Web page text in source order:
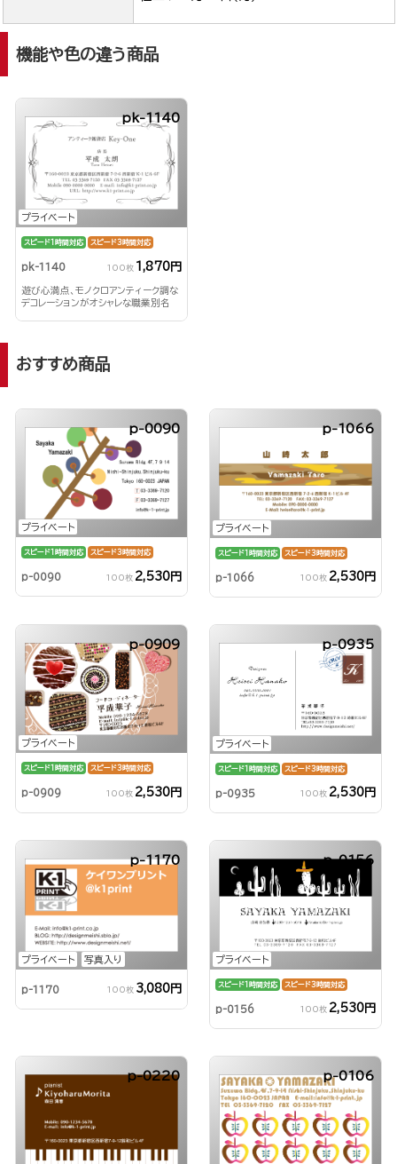
機能や色の違う商品
プライベート
pk-1140
スピード1時間対応 スピード3時間対応
pk-1140 100枚 1,870円
遊び心満点、モノクロアンティーク調な
デコレーションがオシャレな職業別名
おすすめ商品
プライベート
p-0090
スピード1時間対応 スピード3時間対応
p-0090 100枚 2,530円
プライベート
p-1066
スピード1時間対応 スピード3時間対応
p-1066 100枚 2,530円
プライベート
p-0909
スピード1時間対応 スピード3時間対応
p-0909 100枚 2,530円
プライベート
p-0935
スピード1時間対応 スピード3時間対応
p-0935 100枚 2,530円
プライベート 写真入り
p-1170
p-1170 100枚 3,080円
プライベート
p-0156
スピード1時間対応 スピード3時間対応
p-0156 100枚 2,530円
p-0220 p-0106